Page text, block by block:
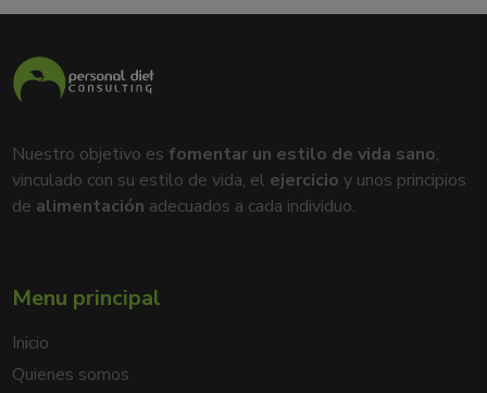
Nuestro objetivo esfomentar un estilo de vida sano,
vinculado con su estilo de vida, el ejercicio y unos principios
de alimentación adecuados a cada individuo.
Menu principal
Inicio
Quienes somos